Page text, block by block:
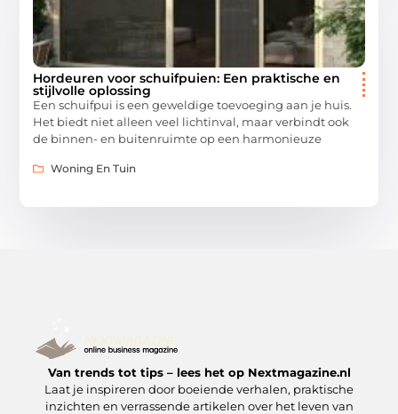
Hordeuren voor schuifpuien: Een praktische en
stijlvolle oplossing
Een schuifpui is een geweldige toevoeging aan je huis.
Het biedt niet alleen veel lichtinval, maar verbindt ook
de binnen- en buitenruimte op een harmonieuze
Woning En Tuin
Van trends tot tips – lees het op Nextmagazine.nl
Laat je inspireren door boeiende verhalen, praktische
inzichten en verrassende artikelen over het leven van